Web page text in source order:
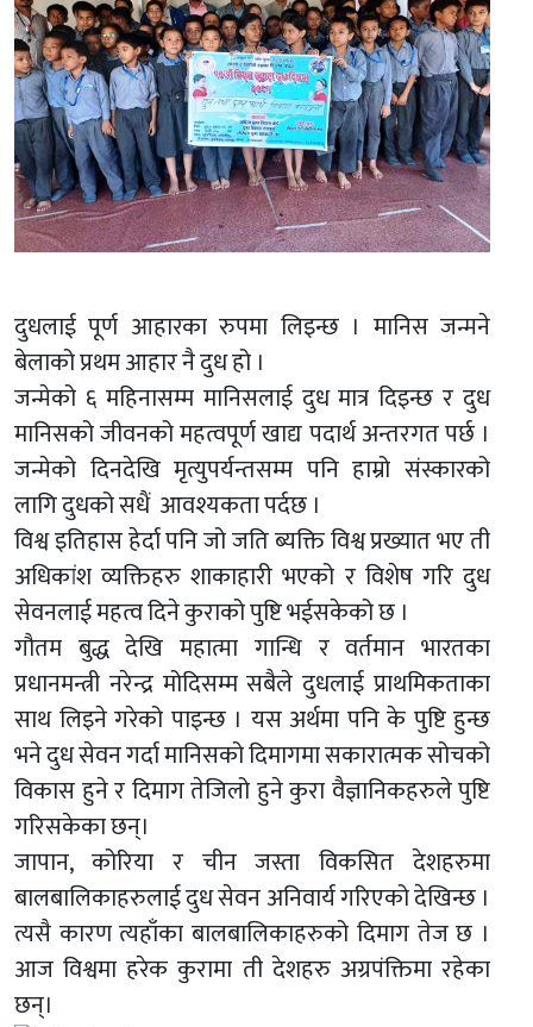
दुधलाई पूर्ण आहारका रुपमा लिइन्छ । मानिस जन्मने
बेलाको प्रथम आहार नै दुध हो ।
जन्मेको ६ महिनासम्म मानिसलाई दुध मात्र दिइन्छ र दुध
मानिसको जीवनको महत्वपूर्ण खाद्य पदार्थ अन्तरगत पर्छ ।
जन्मेको दिनदेखि मृत्युपर्यन्तसम्म पनि हाम्रो संस्कारको
लागि दुधको सधैं आवश्यकता पर्दछ ।
विश्व इतिहास हेर्दा पनि जो जति ब्यक्ति विश्व प्रख्यात भए ती
अधिकांश व्यक्तिहरु शाकाहारी भएको र विशेष गरि दुध
सेवनलाई महत्व दिने कुराको पुष्टि भईसकेको छ ।
गौतम बुद्ध देखि महात्मा गान्धि र वर्तमान भारतका
प्रधानमन्त्री नरेन्द्र मोदिसम्म सबैले दुधलाई प्राथमिकताका
साथ लिइने गरेको पाइन्छ । यस अर्थमा पनि के पुष्टि हुन्छ
भने दुध सेवन गर्दा मानिसको दिमागमा सकारात्मक सोचको
विकास हुने र दिमाग तेजिलो हुने कुरा वैज्ञानिकहरुले पुष्टि
गरिसकेका छन्।
जापान, कोरिया र चीन जस्ता विकसित देशहरुमा
बालबालिकाहरुलाई दुध सेवन अनिवार्य गरिएको देखिन्छ ।
त्यसै कारण त्यहाँका बालबालिकाहरुको दिमाग तेज छ ।
आज विश्वमा हरेक कुरामा ती देशहरु अग्रपंक्तिमा रहेका
छन्।